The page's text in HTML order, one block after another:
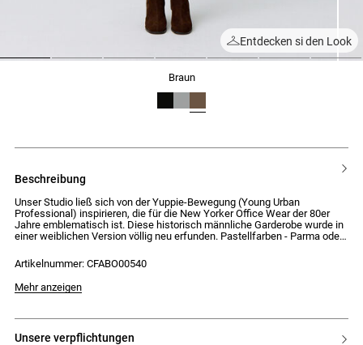
Entdecken si den Look
braun
beschreibung
Unser Studio ließ sich von der Yuppie-Bewegung (Young Urban
Professional) inspirieren, die für die New Yorker Office Wear der 80er
Jahre emblematisch ist. Diese historisch männliche Garderobe wurde in
einer weiblichen Version völlig neu erfunden. Pastellfarben - Parma oder
Silhouette, die formale Codes mit einem lässigen Geist verbindet.
Schlupfkragen aus Strick mit Stehkragen und Pololeiste mit silbernen
Druckknöpfen
- Pololeiste mit 5 silbernen Druckknöpfen
Artikelnummer: CFABO00540
Mehr anzeigen
unsere verpflichtungen